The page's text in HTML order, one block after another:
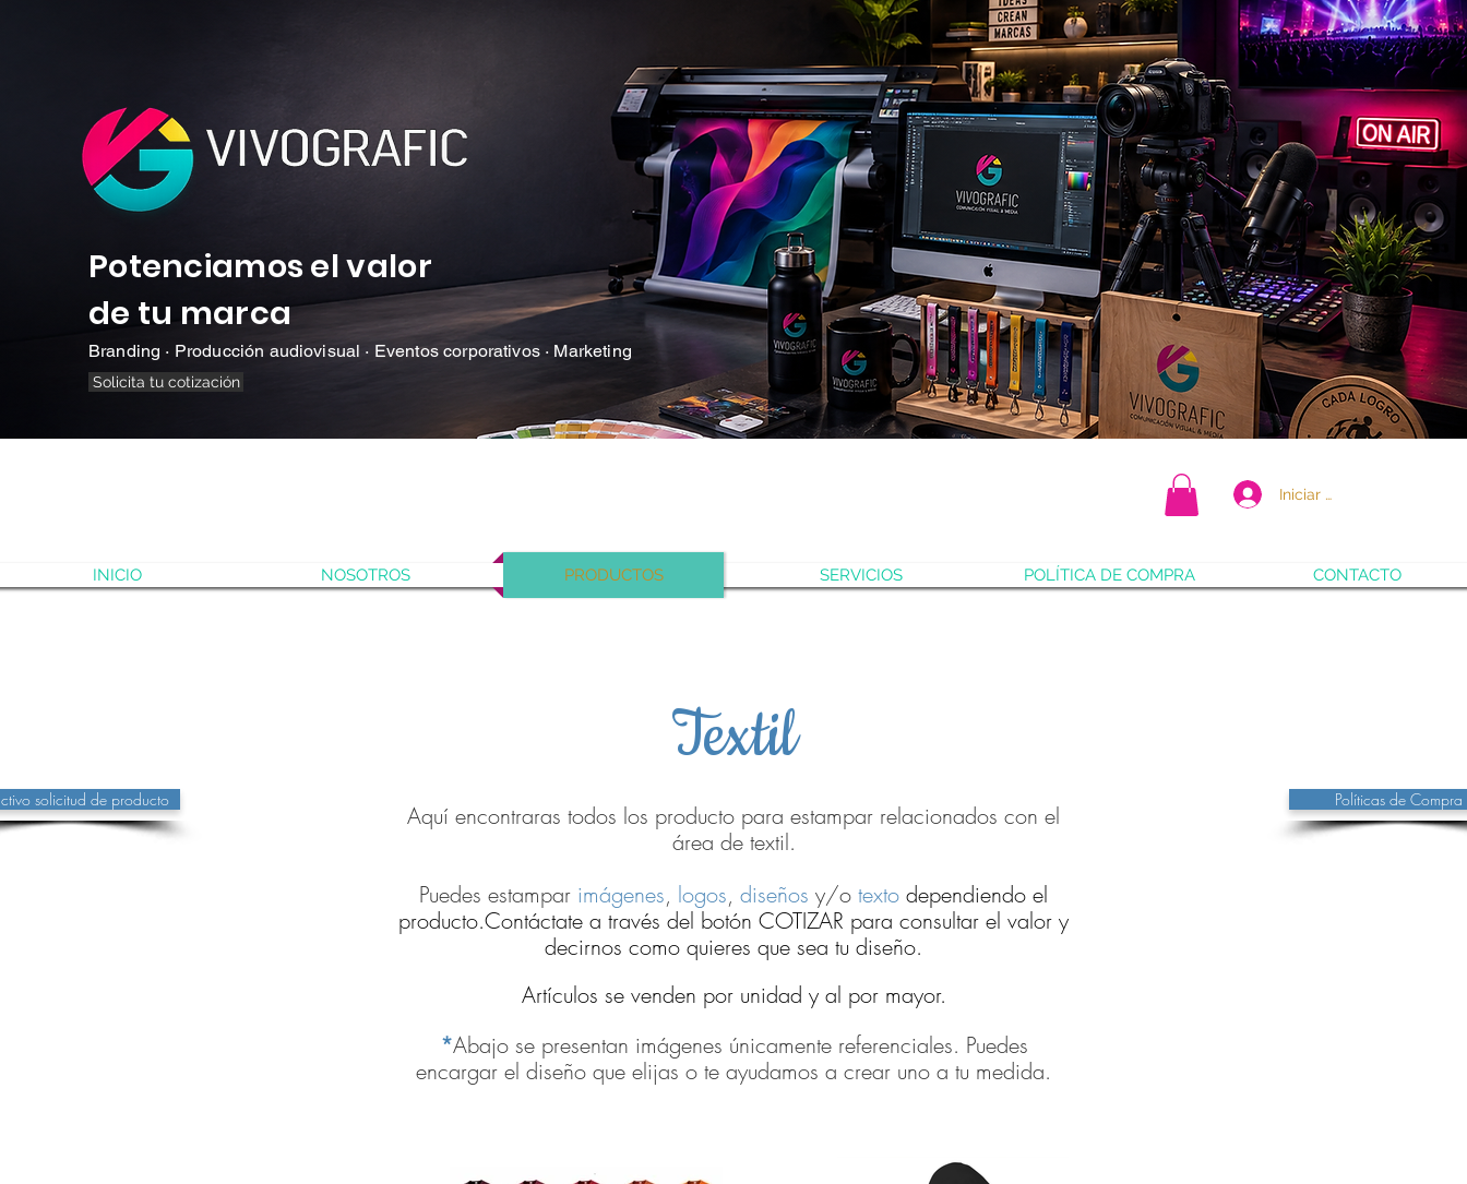
Potenciamos el valor
de tu marca
Branding · Producción audiovisual · Eventos corporativos · Marketing
Solicita tu cotización
Iniciar sesión
INICIO NOSOTROS PRODUCTOS SERVICIOS POLÍTICA DE COMPRA CONTACTO
Textil
solicitud de producto
Aquí encontraras todos los producto para estampar relacionados con el
área de textil.
Puedes estampar imágenes, logos, diseños y/o texto dependiendo el
producto.Contáctate a través del botón COTIZAR para consultar el valor y
decirnos como quieres que sea tu diseño.
Artículos se venden por unidad y al por mayor.
*Abajo se presentan imágenes únicamente referenciales. Puedes
encargar el diseño que elijas o te ayudamos a crear uno a tu medida.
Políticas de Compra